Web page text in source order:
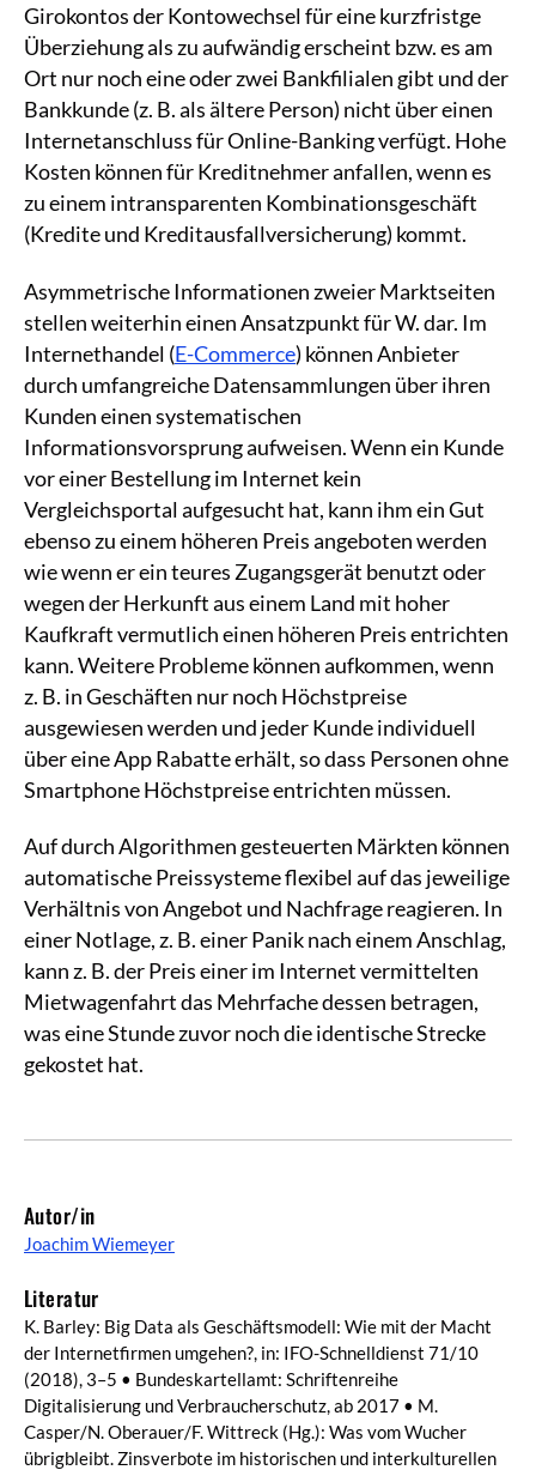
Girokontos der Kontowechsel für eine kurzfristge
Überziehung als zu aufwändig erscheint bzw. es am
Ort nur noch eine oder zwei Bankfilialen gibt und der
Bankkunde (z. B. als ältere Person) nicht über einen
Internetanschluss für Online-Banking verfügt. Hohe
Kosten können für Kreditnehmer anfallen, wenn es
zu einem intransparenten Kombinationsgeschäft
(Kredite und Kreditausfallversicherung) kommt.
Asymmetrische Informationen zweier Marktseiten
stellen weiterhin einen Ansatzpunkt für W. dar. Im
Internethandel (E-Commerce) können Anbieter
durch umfangreiche Datensammlungen über ihren
Kunden einen systematischen
Informationsvorsprung aufweisen. Wenn ein Kunde
vor einer Bestellung im Internet kein
Vergleichsportal aufgesucht hat, kann ihm ein Gut
ebenso zu einem höheren Preis angeboten werden
wie wenn er ein teures Zugangsgerät benutzt oder
wegen der Herkunft aus einem Land mit hoher
Kaufkraft vermutlich einen höheren Preis entrichten
kann. Weitere Probleme können aufkommen, wenn
z. B. in Geschäften nur noch Höchstpreise
ausgewiesen werden und jeder Kunde individuell
über eine App Rabatte erhält, so dass Personen ohne
Smartphone Höchstpreise entrichten müssen.
Auf durch Algorithmen gesteuerten Märkten können
automatische Preissysteme flexibel auf das jeweilige
Verhältnis von Angebot und Nachfrage reagieren. In
einer Notlage, z. B. einer Panik nach einem Anschlag,
kann z. B. der Preis einer im Internet vermittelten
Mietwagenfahrt das Mehrfache dessen betragen,
was eine Stunde zuvor noch die identische Strecke
gekostet hat.
Autor/in
Joachim Wiemeyer
Literatur
K. Barley: Big Data als Geschäftsmodell: Wie mit der Macht
der Internetfirmen umgehen?, in: IFO-Schnelldienst 71/10
(2018), 3–5 • Bundeskartellamt: Schriftenreihe
Digitalisierung und Verbraucherschutz, ab 2017 • M.
Casper/N. Oberauer/F. Wittreck (Hg.): Was vom Wucher
übrigbleibt. Zinsverbote im historischen und interkulturellen